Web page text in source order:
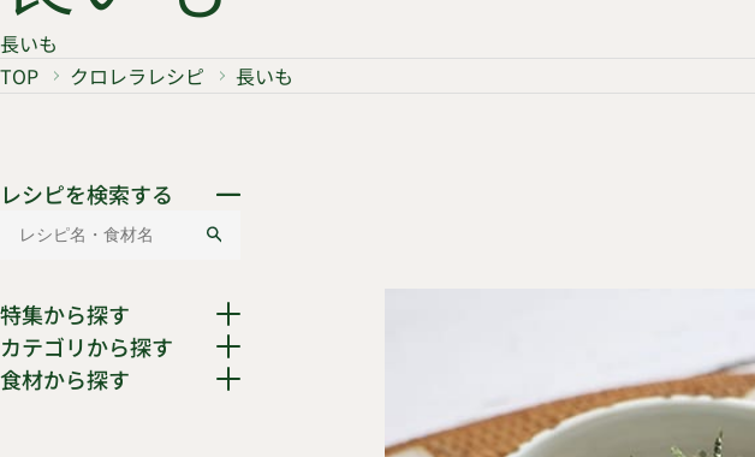
長いも
TOP
クロレラレシピ 長いも
レシピを検索する
特集から探す
カテゴリから探す
食材から探す